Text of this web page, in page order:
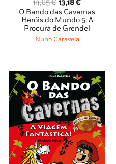
14,65€ O
preço
original
era:
14,65 €.
13,18€O
preço
atual
é:
O Bando das Cavernas
Heróis do Mundo 5: À
Procura de Grendel
Nuno Caravela